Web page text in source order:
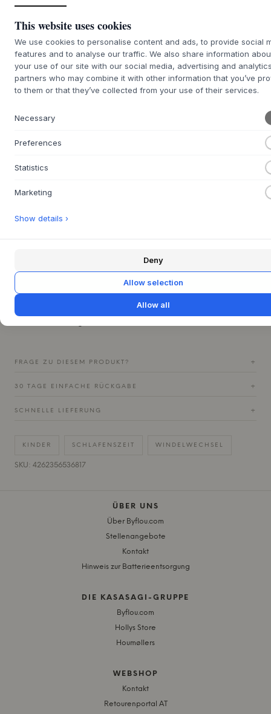
BESCHREIBUNG +
DasBabybay Babynest 3D Mesh-Piqué für das Modell Maxi
wurde sorgfältig aus einer Kombination von Baumwolle mit
mit weichem, antiallergischem Fleece, gefertigt. Der
Baumwolle gefertigt, die das stilvolle Design und die hohe
entwickelt, simuliert dieses Babynest Körperkontakt und
Das Babynest sorgt für eine sichere und umhüllende
Beistellbett, ist aber auch mit den Modellen Boxspring,
gleichzeitig, dass Arme und Beine zwischen die Gitterstäbe
geraten. Das Babynest lässt sich leicht abnehmen und in
der Maschine waschen, was es im Alltag praktisch macht.
Kombinieren Sie es mit einer sauberen und einfachen
Bettwäsche, um einen ruhigen Ausdruck im Schlafbereich
FRAGE ZU DIESEM PRODUKT? +
30 TAGE EINFACHE RÜCKGABE +
SCHNELLE LIEFERUNG +
KINDER SCHLAFENSZEIT WINDELWECHSEL
SKU: 4262356536817
ÜBER UNS
Über Byflou.com
Stellenangebote
Kontakt
Hinweis zur Batterieentsorgung
DIE KASASAGI-GRUPPE
Byflou.com
Hollys Store
Houmøllers
WEBSHOP
Kontakt
Retourenportal AT
This website uses cookies
We use cookies to personalise content and ads, to provide social
features and to analyse our traffic. We also share information
your use of our site with our social media, advertising and
partners who may combine it with other information that you’ve
to them or that they’ve collected from your use of their services.
Necessary
Preferences
Statistics
Marketing
Show details ›
Deny
Allow selection
Allow all